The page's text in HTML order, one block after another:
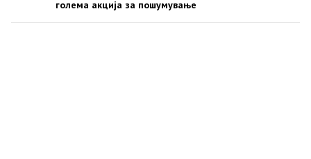
голема акција за пошумување